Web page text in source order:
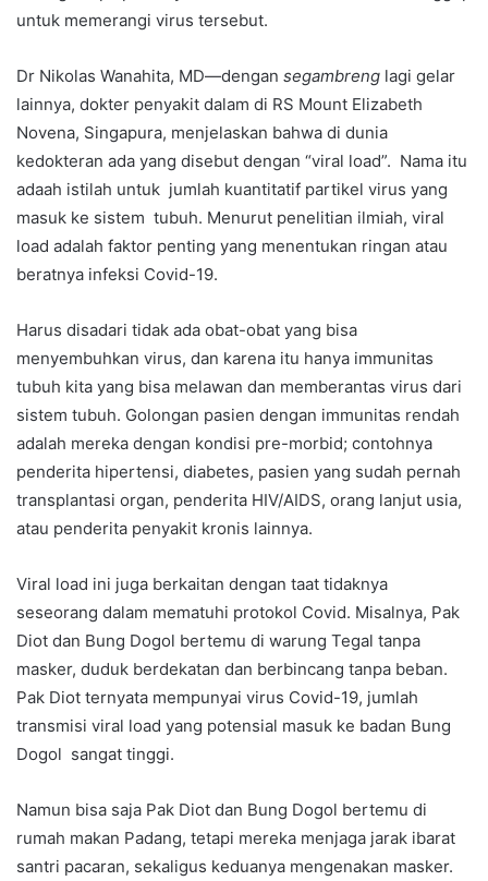
untuk memerangi virus tersebut.
Dr Nikolas Wanahita, MD—dengan segambreng lagi gelar
lainnya, dokter penyakit dalam di RS Mount Elizabeth
Novena, Singapura, menjelaskan bahwa di dunia
kedokteran ada yang disebut dengan “viral load”. Nama itu
adaah istilah untuk jumlah kuantitatif partikel virus yang
masuk ke sistem tubuh. Menurut penelitian ilmiah, viral
load adalah faktor penting yang menentukan ringan atau
beratnya infeksi Covid-19.
Harus disadari tidak ada obat-obat yang bisa
menyembuhkan virus, dan karena itu hanya immunitas
tubuh kita yang bisa melawan dan memberantas virus dari
sistem tubuh. Golongan pasien dengan immunitas rendah
adalah mereka dengan kondisi pre-morbid; contohnya
penderita hipertensi, diabetes, pasien yang sudah pernah
transplantasi organ, penderita HIV/AIDS, orang lanjut usia,
atau penderita penyakit kronis lainnya.
Viral load ini juga berkaitan dengan taat tidaknya
seseorang dalam mematuhi protokol Covid. Misalnya, Pak
Diot dan Bung Dogol bertemu di warung Tegal tanpa
masker, duduk berdekatan dan berbincang tanpa beban.
Pak Diot ternyata mempunyai virus Covid-19, jumlah
transmisi viral load yang potensial masuk ke badan Bung
Dogol sangat tinggi.
Namun bisa saja Pak Diot dan Bung Dogol bertemu di
rumah makan Padang, tetapi mereka menjaga jarak ibarat
santri pacaran, sekaligus keduanya mengenakan masker.